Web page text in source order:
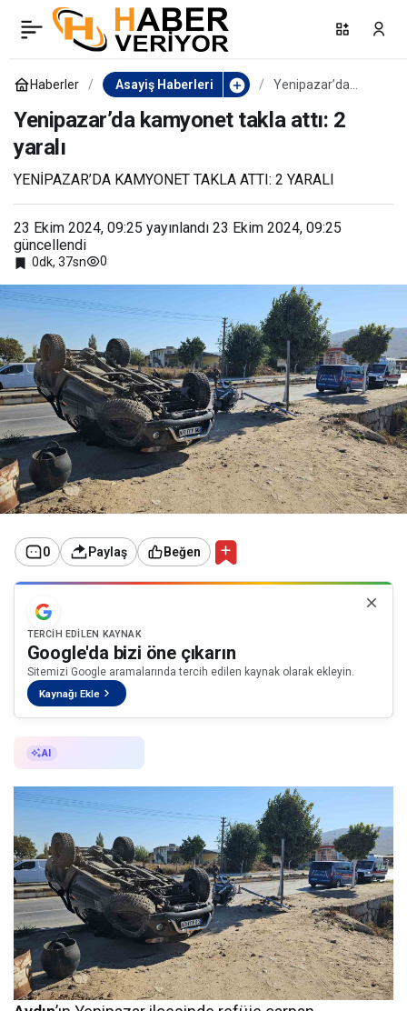
Haberler Asayiş Haberleri
Yenipazar’da
attı: 2 yaralı
Yenipazar’da kamyonet takla attı: 2
yaralı
YENİPAZAR’DA KAMYONET TAKLA ATTI: 2 YARALI
23 Ekim 2024, 09:25 yayınlandı 23 Ekim 2024, 09:25
güncellendi
0dk, 37sn 0
0 Paylaş Beğen
TERCIH EDILEN KAYNAK
Google'da bizi öne çıkarın
Sitemizi Google aramalarında tercih edilen kaynak olarak ekleyin.
Kaynağı Ekle
AI
Yaşlı adamın evi tamamen
yandı
Paylaş